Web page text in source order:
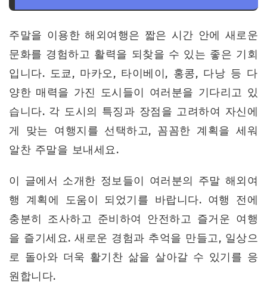
주말을 이용한 해외여행은 짧은 시간 안에 새로운
문화를 경험하고 활력을 되찾을 수 있는 좋은 기회
입니다. 도쿄, 마카오, 타이베이, 홍콩, 다낭 등 다
양한 매력을 가진 도시들이 여러분을 기다리고 있
습니다. 각 도시의 특징과 장점을 고려하여 자신에
게 맞는 여행지를 선택하고, 꼼꼼한 계획을 세워
알찬 주말을 보내세요.
이 글에서 소개한 정보들이 여러분의 주말 해외여
행 계획에 도움이 되었기를 바랍니다. 여행 전에
충분히 조사하고 준비하여 안전하고 즐거운 여행
을 즐기세요. 새로운 경험과 추억을 만들고, 일상으
로 돌아와 더욱 활기찬 삶을 살아갈 수 있기를 응
원합니다.